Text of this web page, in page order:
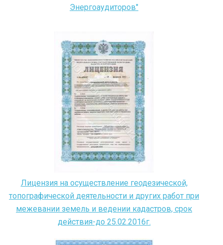
Энергоаудиторов"
Лицензия на осуществление геодезической,
топографической деятельности и других работ при
межевании земель и ведении кадастров, срок
действия-до 25.02.2016г.